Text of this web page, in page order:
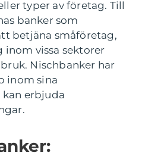
typer av företag. Till
banker som
betjäna småföretag,
vissa sektorer
Nischbanker har
inom sina
erbjuda